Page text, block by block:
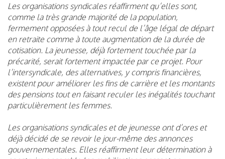
Les organisations syndicales réaffirment qu’elles sont,
comme la très grande majorité de la population,
fermement opposées à tout recul de l’âge légal de départ
en retraite comme à toute augmentation de la durée de
cotisation. La jeunesse, déjà fortement touchée par la
précarité, serait fortement impactée par ce projet. Pour
l’intersyndicale, des alternatives, y compris financières,
existent pour améliorer les fins de carrière et les montants
des pensions tout en faisant reculer les inégalités touchant
particulièrement les femmes.
Les organisations syndicales et de jeunesse ont d’ores et
déjà décidé de se revoir le jour-même des annonces
gouvernementales. Elles réaffirment leur détermination à